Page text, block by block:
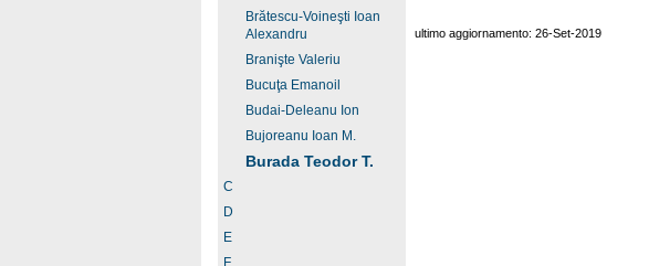
Brătescu-Voineşti Ioan
Alexandru
Branişte Valeriu
Bucuţa Emanoil
Budai-Deleanu Ion
Bujoreanu Ioan M.
Burada Teodor T.
C
D
E
F
ultimo aggiornamento: 26-Set-2019